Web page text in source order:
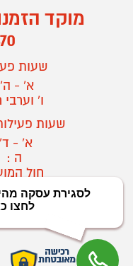
מוקד
שעות
א' -
ו' וערבי
שעות
א' -
ה :
חול
יצירת